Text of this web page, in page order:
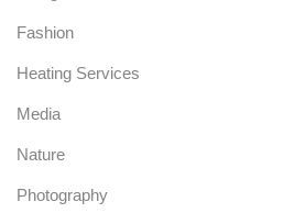
Fashion
Heating Services
Media
Nature
Photography